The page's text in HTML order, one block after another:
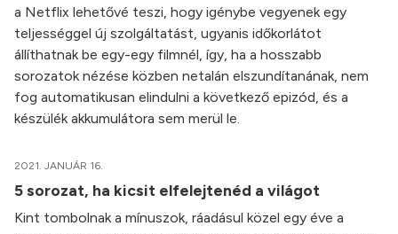
a Netflix lehetővé teszi, hogy igénybe vegyenek egy
teljességgel új szolgáltatást, ugyanis időkorlátot
állíthatnak be egy-egy filmnél, így, ha a hosszabb
sorozatok nézése közben netalán elszundítanának, nem
fog automatikusan elindulni a következő epizód, és a
készülék akkumulátora sem merül le.
2021. JANUÁR 16.
5 sorozat, ha kicsit elfelejtenéd a világot
Kint tombolnak a mínuszok, ráadásul közel egy éve a